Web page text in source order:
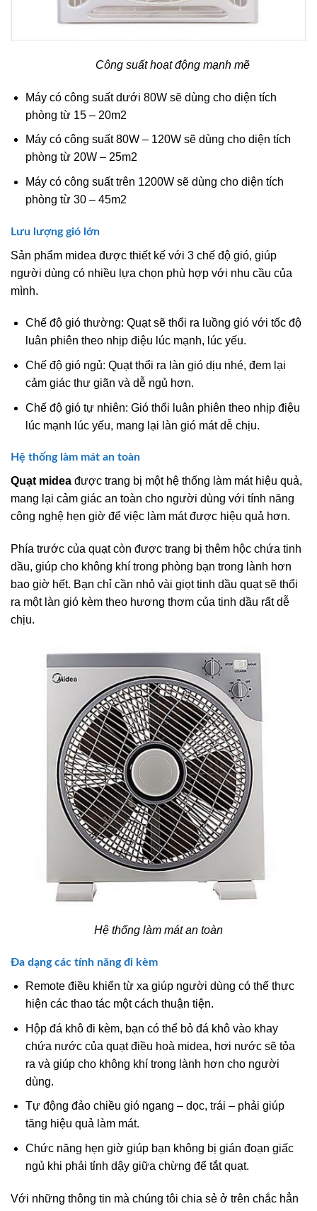
Công suất hoạt động mạnh mẽ
Máy có công suất dưới 80W sẽ dùng cho diện tích
phòng từ 15 – 20m2
Máy có công suất 80W – 120W sẽ dùng cho diện tích
phòng từ 20W – 25m2
Máy có công suất trên 1200W sẽ dùng cho diện tích
phòng từ 30 – 45m2
Lưu lượng gió lớn
Sản phẩm midea được thiết kế với 3 chế độ gió, giúp
người dùng có nhiều lựa chọn phù hợp với nhu cầu của
mình.
Chế độ gió thường: Quạt sẽ thổi ra luồng gió với tốc độ
luân phiên theo nhịp điệu lúc mạnh, lúc yếu.
Chế độ gió ngủ: Quạt thổi ra làn gió dịu nhé, đem lại
cảm giác thư giãn và dễ ngủ hơn.
Chế độ gió tự nhiên: Gió thổi luân phiên theo nhịp điệu
lúc mạnh lúc yếu, mang lại làn gió mát dễ chịu.
Hệ thống làm mát an toàn
Quạt midea được trang bị một hệ thống làm mát hiệu quả,
mang lại cảm giác an toàn cho người dùng với tính năng
công nghệ hẹn giờ để việc làm mát được hiệu quả hơn.
Phía trước của quạt còn được trang bị thêm hộc chứa tinh
dầu, giúp cho không khí trong phòng bạn trong lành hơn
bao giờ hết. Bạn chỉ cần nhỏ vài giọt tinh dầu quạt sẽ thổi
ra một làn gió kèm theo hương thơm của tinh dầu rất dễ
chịu.
Hệ thống làm mát an toàn
Đa dạng các tính năng đi kèm
Remote điều khiển từ xa giúp người dùng có thể thực
hiện các thao tác một cách thuận tiện.
Hộp đá khô đi kèm, bạn có thể bỏ đá khô vào khay
chứa nước của quạt điều hoà midea, hơi nước sẽ tỏa
ra và giúp cho không khí trong lành hơn cho người
dùng.
Tự động đảo chiều gió ngang – dọc, trái – phải giúp
tăng hiệu quả làm mát.
Chức năng hẹn giờ giúp bạn không bị gián đoạn giấc
ngủ khi phải tỉnh dậy giữa chừng để tắt quạt.
Với những thông tin mà chúng tôi chia sẻ ở trên chắc hẳn